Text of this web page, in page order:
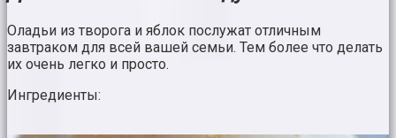
Оладьи из творога и яблок послужат отличным
завтраком для всей вашей семьи. Тем более что делать
их очень легко и просто.
Ингредиенты: